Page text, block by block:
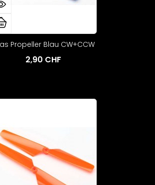
Propeller Blau CW+CCW
2,90 CHF